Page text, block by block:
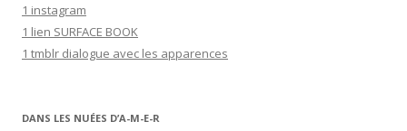
-
m
a
1 instagram
1 lien SURFACE BOOK
1 tmblr dialogue avec les apparences
DANS LES NUÉES D’A-M-E-R